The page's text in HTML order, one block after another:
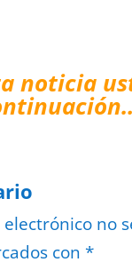
noticia
no
con *